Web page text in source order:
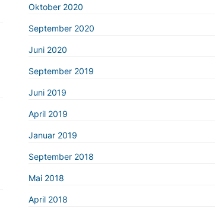
Oktober 2020
September 2020
Juni 2020
September 2019
Juni 2019
April 2019
Januar 2019
September 2018
Mai 2018
April 2018